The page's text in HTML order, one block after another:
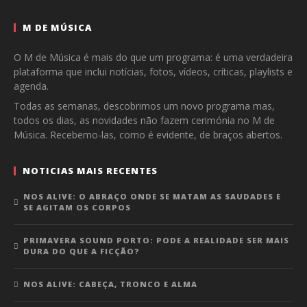
M DE MÚSICA
O M de Música é mais do que um programa: é uma verdadeira
plataforma que inclui notícias, fotos, vídeos, críticas, playlists e
agenda.
Todas as semanas, descobrimos um novo programa mas,
todos os dias, as novidades não fazem cerimónia no M de
Música. Recebemo-las, como é evidente, de braços abertos.
NOTICIAS MAIS RECENTES
NOS ALIVE: O ABRAÇO ONDE SE MATAM AS SAUDADES E
SE AGITAM OS CORPOS
PRIMAVERA SOUND PORTO: PODE A REALIDADE SER MAIS
DURA DO QUE A FICÇÃO?
NOS ALIVE: CABEÇA, TRONCO E ALMA